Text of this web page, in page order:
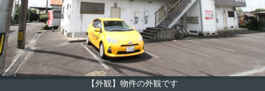
【外観】物件の外観です